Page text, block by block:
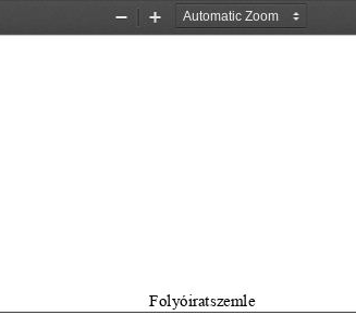
Zoom
Zoom
Folyóiratszemle